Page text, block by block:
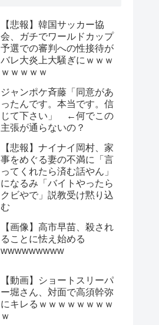
【悲報】韓国サッカー協
会、ガチでワールドカップ
予選での審判への性接待が
バレ大炎上大騒ぎにｗｗｗ
ｗｗｗｗｗ
ジャンポケ斉藤「同意があ
ったんです。本当です。信
じて下さい」 ←何でこの
主張が通らないの？
【悲報】ナイナイ岡村、家
事をめぐる妻の不満に「言
ってくれたら済む話やん」
になるみ「バイトやったら
クビやで」説教受け黙り込
む
【画像】高市早苗、殺され
ることに怯え始める
wwwwwwwww
【動画】ショートスリーパ
ー堀さん、対面で高須幹弥
にキレるｗｗｗｗｗｗｗｗ
ｗ